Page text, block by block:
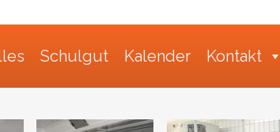
Schulgut Kalender Kontakt